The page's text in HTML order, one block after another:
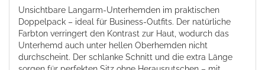
Unsichtbare Langarm-Unterhemden im praktischen
Doppelpack – ideal für Business-Outfits. Der natürliche
Farbton verringert den Kontrast zur Haut, wodurch das
Unterhemd auch unter hellen Oberhemden nicht
durchscheint. Der schlanke Schnitt und die extra Länge